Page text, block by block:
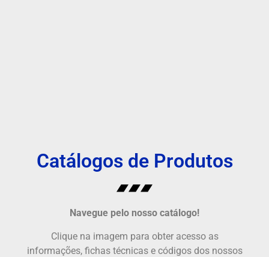
Catálogos de Produtos
Navegue pelo nosso catálogo!
Clique na imagem para obter acesso as
informações, fichas técnicas e códigos dos nossos